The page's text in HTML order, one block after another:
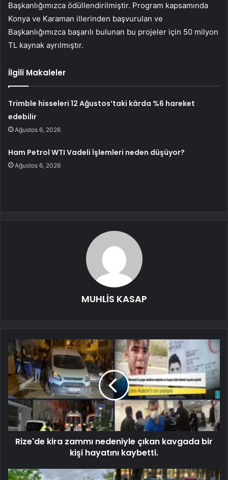
Başkanlığımızca ödüllendirilmiştir. Program kapsamında
Konya ve Karaman illerinden başvurulan ve
Başkanlığımızca başarılı bulunan bu projeler için 50 milyon
TL kaynak ayrılmıştır.
İlgili Makaleler
Trimble hisseleri 12 Ağustos’taki kârda %6 hareket
edebilir
Ağustos 6, 2026
Ham Petrol WTI Vadeli İşlemleri neden düşüyor?
Ağustos 6, 2026
MUHLİS KASAP
Rize'de kira zammı nedeniyle çıkan kavgada bir
kişi hayatını kaybetti.